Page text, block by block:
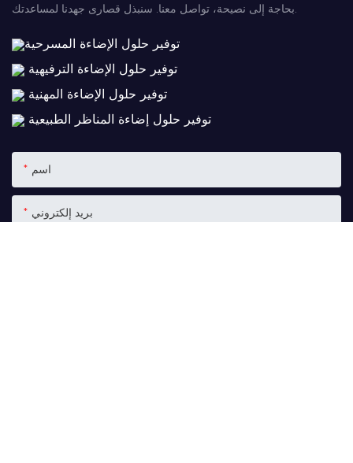
بحاجة إلى نصيحة، تواصل معنا. سنبذل قصارى جهدنا لمساعدتك.
توفير حلول الإضاءة المسرحية
توفير حلول الإضاءة الترفيهية
توفير حلول الإضاءة المهنية
توفير حلول إضاءة المناظر الطبيعية
اسم
بريد إلكتروني